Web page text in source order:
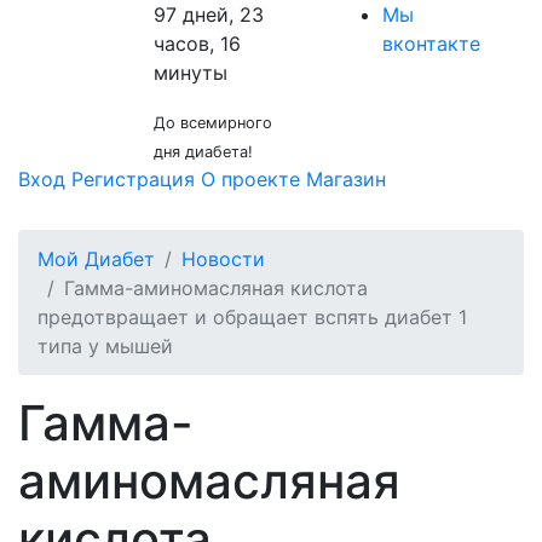
97 дней, 23
часов, 16
минуты
До всемирного
дня диабета!
Мы
вконтакте
Вход Регистрация О проекте Магазин
Мой Диабет
Новости
Гамма-аминомасляная кислота
предотвращает и обращает вспять диабет 1
типа у мышей
Гамма-
аминомасляная